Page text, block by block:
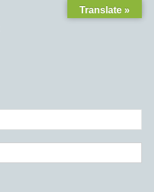
Translate »